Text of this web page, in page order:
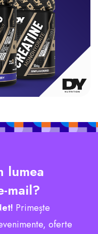
lumea
mail?
Primește
oferte